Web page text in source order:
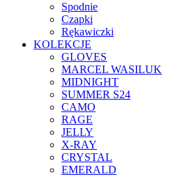
Spodnie
Czapki
Rękawiczki
KOLEKCJE
GLOVES
MARCEL WASILUK
MIDNIGHT
SUMMER S24
CAMO
RAGE
JELLY
X-RAY
CRYSTAL
EMERALD